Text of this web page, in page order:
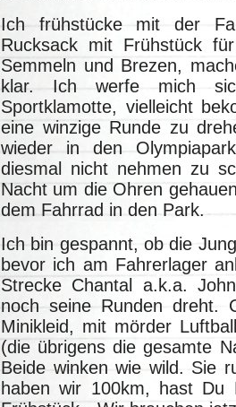
Ich frühstücke mit der
Rucksack mit Frühstück
Semmeln und Brezen,
klar. Ich werfe mich
Sportklamotte, vielleicht
eine winzige Runde zu
wieder in den
diesmal nicht nehmen zu
Nacht um die Ohren
dem Fahrrad in den Park.
Ich bin gespannt, ob die
bevor ich am Fahrerlager
Strecke Chantal a.k.a.
noch seine Runden dreht.
Minikleid, mit mörder
(die übrigens die gesamte
Beide winken wie wild. Sie
haben wir 100km, hast Du